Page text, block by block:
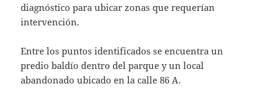
diagnóstico para ubicar zonas que requerían
intervención.
Entre los puntos identificados se encuentra un
predio baldío dentro del parque y un local
abandonado ubicado en la calle 86 A.